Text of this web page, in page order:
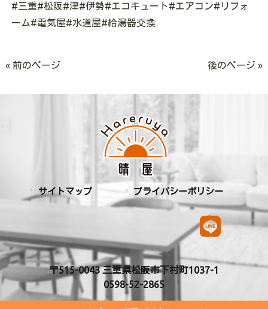
#三重#松阪#津#伊勢#エコキュート#エアコン# リフォ
ーム#電気屋#水道屋#給湯器交換
« 前のページ 後のページ »
サイトマップ プライバシーポリシー
〒515-0043 三重県松阪市下村町1037-1
0598-52-2865